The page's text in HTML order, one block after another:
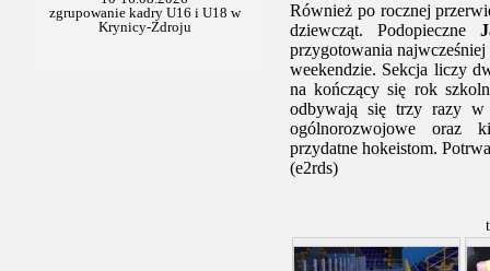
Również po rocznej
dziewcząt. Podopieczne
przygotowania
weekendzie. Sekcja liczy
na kończący się rok
odbywają się trzy razy w
ogólnorozwojowe oraz
przydatne hokeistom.
(e2rds)